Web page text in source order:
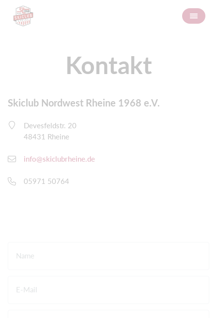
Kontakt
Skiclub Nordwest Rheine 1968 e.V.
Devesfeldstr. 20
48431 Rheine
info@skiclubrheine.de
05971 50764
Name
E-Mail